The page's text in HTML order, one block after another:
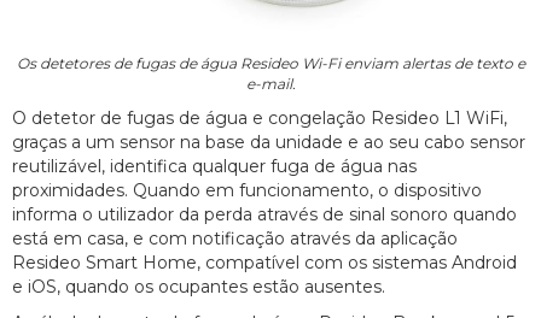
Os detetores de fugas de água Resideo Wi-Fi enviam alertas de texto e
e-mail.
O detetor de fugas de água e congelação Resideo L1 WiFi,
graças a um sensor na base da unidade e ao seu cabo sensor
reutilizável, identifica qualquer fuga de água nas
proximidades. Quando em funcionamento, o dispositivo
informa o utilizador da perda através de sinal sonoro quando
está em casa, e com notificação através da aplicação
Resideo Smart Home, compatível com os sistemas Android
e iOS, quando os ocupantes estão ausentes.